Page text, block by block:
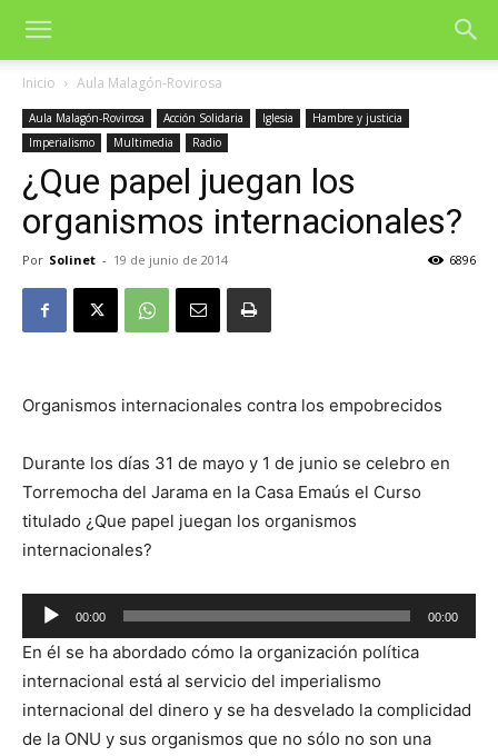
Inicio Aula Malagón-Rovirosa
Aula Malagón-Rovirosa Acción Solidaria Iglesia
Hambre y justicia
Imperialismo
Multimedia Radio
¿Que papel juegan los
organismos internacionales?
Por Solinet - 19 de junio de 2014 6896
Organismos internacionales contra los empobrecidos
Durante los días 31 de mayo y 1 de junio se celebro en
Torremocha del Jarama en la Casa Emaús el Curso
titulado ¿Que papel juegan los organismos
internacionales?
Reproductor
de
audio
00:00 00:00
En él se ha abordado cómo la organización política
internacional está al servicio del imperialismo
internacional del dinero y se ha desvelado la complicidad
de la ONU y sus organismos que no sólo no son una